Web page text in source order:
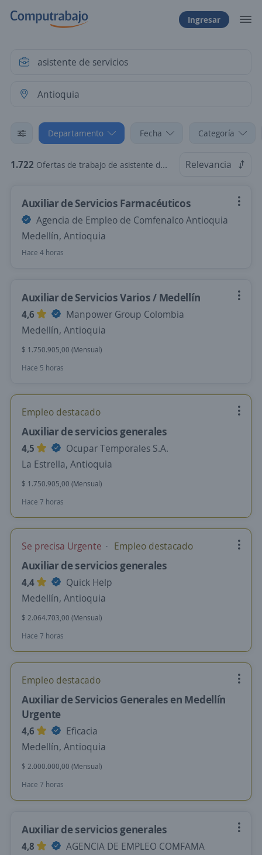
Ingresar
Departamento Fecha Categoría
1.722 Ofertas de trabajo de asistente de servicios en Antioquia Relevancia
Auxiliar de Servicios Farmacéuticos
Agencia de Empleo de Comfenalco Antioquia
Medellín, Antioquia
Hace 4 horas
Auxiliar de Servicios Varios / Medellín
4,6
Manpower Group Colombia
Medellín, Antioquia
$ 1.750.905,00 (Mensual)
Hace 5 horas
Empleo destacado
Auxiliar de servicios generales
4,5
Ocupar Temporales S.A.
La Estrella, Antioquia
$ 1.750.905,00 (Mensual)
Hace 7 horas
Se precisa Urgente Empleo destacado
Auxiliar de servicios generales
4,4
Quick Help
Medellín, Antioquia
$ 2.064.703,00 (Mensual)
Hace 7 horas
Empleo destacado
Auxiliar de Servicios Generales en Medellín
Urgente
4,6
Eficacia
Medellín, Antioquia
$ 2.000.000,00 (Mensual)
Hace 7 horas
Auxiliar de servicios generales
4,8
AGENCIA DE EMPLEO COMFAMA